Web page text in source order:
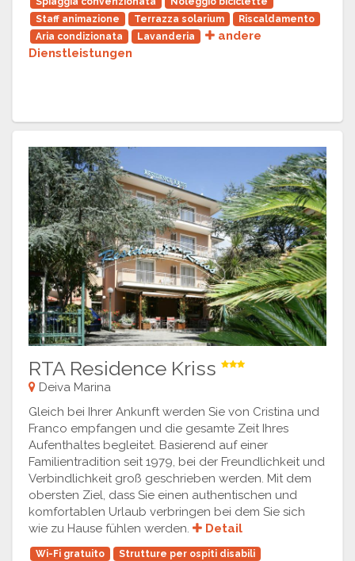
Staff animazione
Terrazza solarium
Riscaldamento
Aria condizionata
Lavanderia
andere
Dienstleistungen
RTA Residence Kriss
Deiva Marina
Gleich bei Ihrer Ankunft werden Sie von Cristina und
Franco empfangen und die gesamte Zeit Ihres
Aufenthaltes begleitet. Basierend auf einer
Familientradition seit 1979, bei der Freundlichkeit und
Verbindlichkeit groß geschrieben werden. Mit dem
obersten Ziel, dass Sie einen authentischen und
komfortablen Urlaub verbringen bei dem Sie sich
wie zu Hause fühlen werden.
Detail
Wi-Fi gratuito
Strutture per ospiti disabili